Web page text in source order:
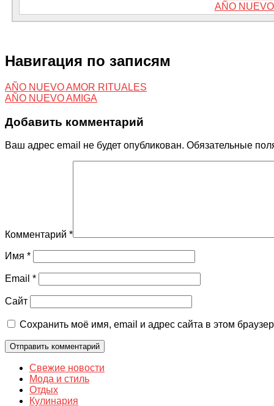
AÑO
Навигация по записям
AÑO NUEVO AMOR RITUALES
AÑO NUEVO AMIGA
Добавить комментарий
Ваш адрес email не будет опубликован. Обязательные
Комментарий *
Имя *
Email *
Сайт
Сохранить моё имя, email и адрес сайта в этом
Свежие новости
Мода и стиль
Отдых
Кулинария